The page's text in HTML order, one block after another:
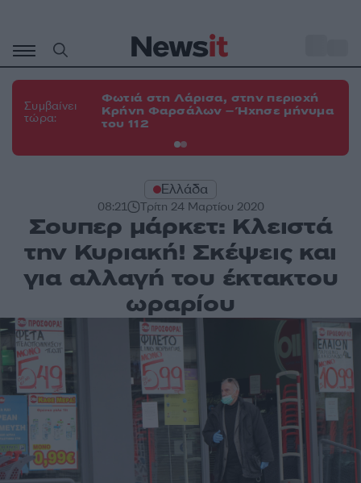
περιεχόμενο
Συμβαίνει
τώρα:
Φωτιά στη Λάρισα, στην περιοχή
Κρήνη Φαρσάλων – Ήχησε μήνυμα
του 112
Ελλάδα
08:21 Τρίτη 24 Μαρτίου 2020
Σουπερ μάρκετ: Κλειστά
την Κυριακή! Σκέψεις και
για αλλαγή του έκτακτου
ωραρίου